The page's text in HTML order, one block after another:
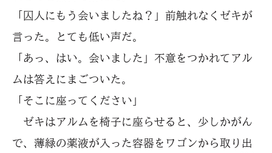
「囚人にもう会いましたね？」前触れなくゼキが
言った。とても低い声だ。
「あっ、はい。会いました」不意をつかれてアル
ムは答えにまごついた。
「そこに座ってください」
ゼキはアルムを椅子に座らせると、少しかがん
で、薄緑の薬液が入った容器をワゴンから取り出